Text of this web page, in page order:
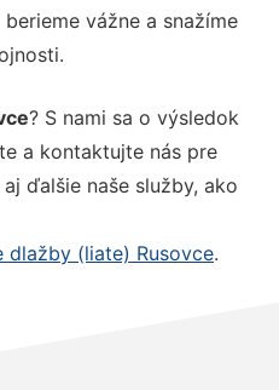
vážne a snažíme
? S nami sa o výsledok
a kontaktujte nás pre
ďalšie naše služby, ako
dlažby (liate) Rusovce.